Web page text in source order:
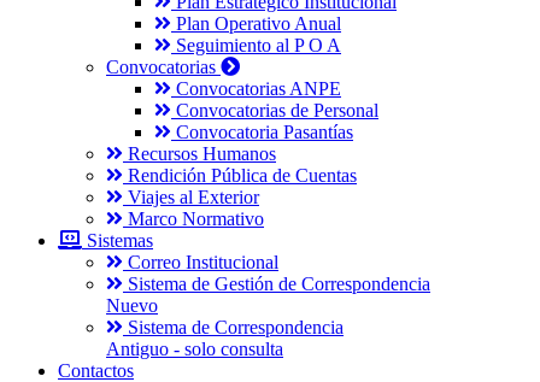
Plan Operativo Anual
Seguimiento al P O A
Convocatorias
Convocatorias ANPE
Convocatorias de Personal
Convocatoria Pasantías
Recursos Humanos
Rendición Pública de Cuentas
Viajes al Exterior
Marco Normativo
Sistemas
Correo Institucional
Sistema de Gestión de Correspondencia
Nuevo
Sistema de Correspondencia
Antiguo - solo consulta
Contactos